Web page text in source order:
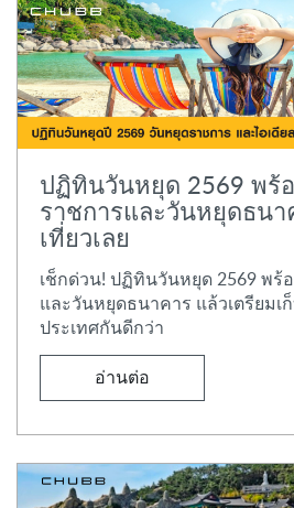
ปฏิทินวันหยุด 2569 พร้
ราชการและวันหยุดธนา
เที่ยวเลย
เช็กด่วน! ปฏิทินวันหยุด 2569 พร้
และวันหยุดธนาคาร แล้วเตรียมเ
ประเทศกันดีกว่า
อ่านต่อ